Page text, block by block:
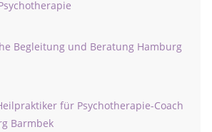
Begleitung und Beratung Hamburg
für Psychotherapie-Coach
Barmbek